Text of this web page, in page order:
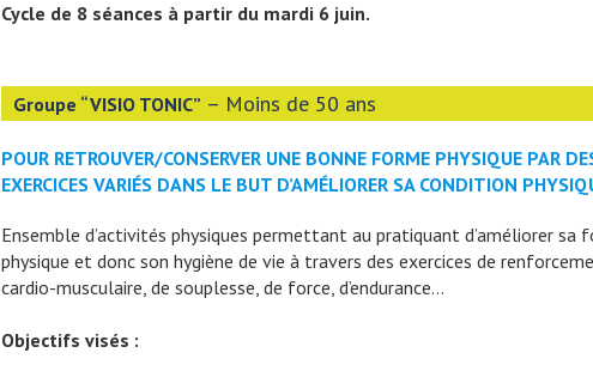
Cycle de 8 séances à partir du mardi 6 juin.
Groupe “VISIO TONIC” – Moins de 50 ans
POUR RETROUVER/CONSERVER UNE BONNE FORME PHYSIQUE PAR
EXERCICES VARIÉS DANS LE BUT D’AMÉLIORER SA CONDITION
Ensemble d’activités physiques permettant au pratiquant d’améliorer sa
physique et donc son hygiène de vie à travers des exercices de
cardio-musculaire, de souplesse, de force, d’endurance…
Objectifs visés :